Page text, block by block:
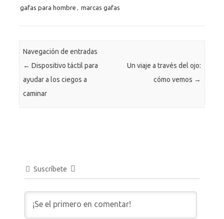
gafas para hombre
marcas gafas
Navegación de entradas
← Dispositivo táctil para
ayudar a los ciegos a
caminar
Un viaje a través del ojo:
cómo vemos →
Suscríbete